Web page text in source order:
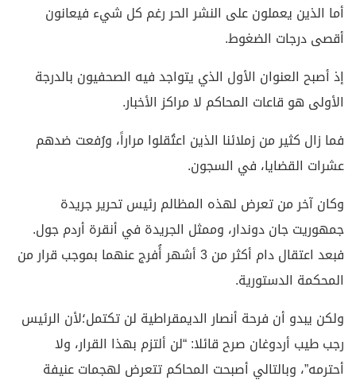
أما الذين يعملون على النشر الحر رغم كل شيء فيعانون
أقصى درجات الضغوط.
إذ أصبح العنوان الأول الذي يتواجد فيه الصحفيون بالدرجة
الأولى هو قاعات المحاكم لا مراكز الأخبار.
فما زال كثير من زملائنا الذين اعتُقلوا مراراً، ورُفعت ضدهم
عشرات القضايا، في السجون.
وكان آخر من تعرض لهذه المظالم رئيس تحرير جريدة
جمهوريت جان دوندار، وممثل الجريدة في أنقرة أردم جول.
فبعد اعتقال دام أكثر من 3 أشهر أُفرج عنهما بموجب قرار من
المحكمة الدستورية.
ولكن يبدو أن فرحة أنصار الديمقراطية لن تكتمل؛لأن الرئيس
رجب طيب أردوغان صرح قائلا: “لن ألتزم بهذا القرار، ولا
أحترمه”، وبالتالي أصبحت المحاكم تتعرض لهجمات عنيفة